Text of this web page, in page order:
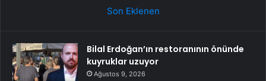
Son Eklenen
Bilal Erdoğan’ın restoranının önünde
kuyruklar uzuyor
Ağustos 9, 2026